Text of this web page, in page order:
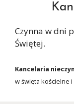
Czynna w dni
Świętej.
Kancelaria
w święta kościelne